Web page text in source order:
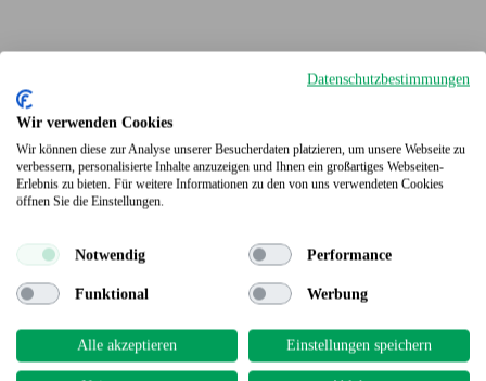
Terrassendielen
Datenschutzbestimmungen
Wir verwenden Cookies
Wir können diese zur Analyse unserer Besucherdaten platzieren, um unsere Webseite zu
verbessern, personalisierte Inhalte anzuzeigen und Ihnen ein großartiges Webseiten-
Erlebnis zu bieten. Für weitere Informationen zu den von uns verwendeten Cookies
öffnen Sie die Einstellungen.
Notwendig Performance
Funktional Werbung
Alle akzeptieren Einstellungen speichern